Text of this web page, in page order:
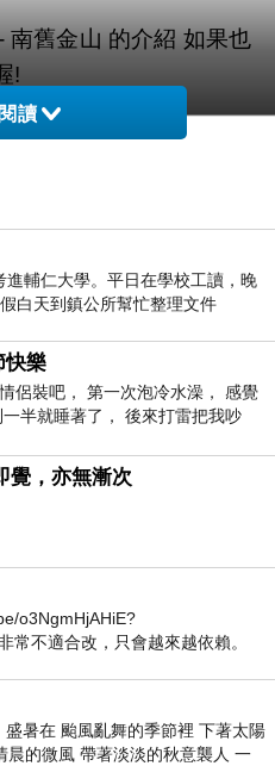
南舊金山 的介紹 如果也
!
朋友，點我進入索取免
讀
進輔仁大學。平日在學校工讀，晚
白天到鎮公所幫忙整理文件
快樂
侶裝吧， 第一次泡冷水澡， 感覺
半就睡著了， 後來打雷把我吵
覺，亦無漸次
o3NgmHjAHiE?
常不適合改，只會越來越依賴。
暑在 颱風亂舞的季節裡 下著太陽
晨的微風 帶著淡淡的秋意襲人 一